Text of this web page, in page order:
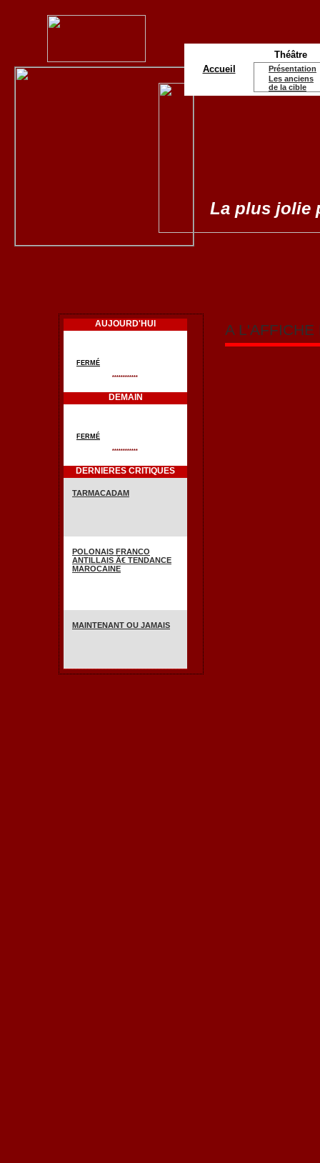
AUJOURD'HUI
FERMÉ
************
DEMAIN
FERMÉ
************
DERNIERES CRITIQUES
TARMACADAM
POLONAIS FRANCO
ANTILLAIS Ã€ TENDANCE
MAROCAINE
MAINTENANT OU JAMAIS
La plus jolie
Accueil
Théâtre
Présentation
Les anciens
de la cible
A L'AFFICHE